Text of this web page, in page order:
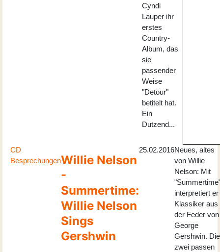
Cyndi
Lauper ihr
erstes
Country-
Album, das
sie
passender
Weise
"Detour"
betitelt hat.
Ein
Dutzend...
CD
BesprechungenWillie Nelson
-
Summertime:
Willie Nelson
Sings
Gershwin
25.02.2016Neues, altes
von Willie
Nelson: Mit
interpretiert er
Klassiker aus
der Feder von
George
Gershwin. Die
zwei passen